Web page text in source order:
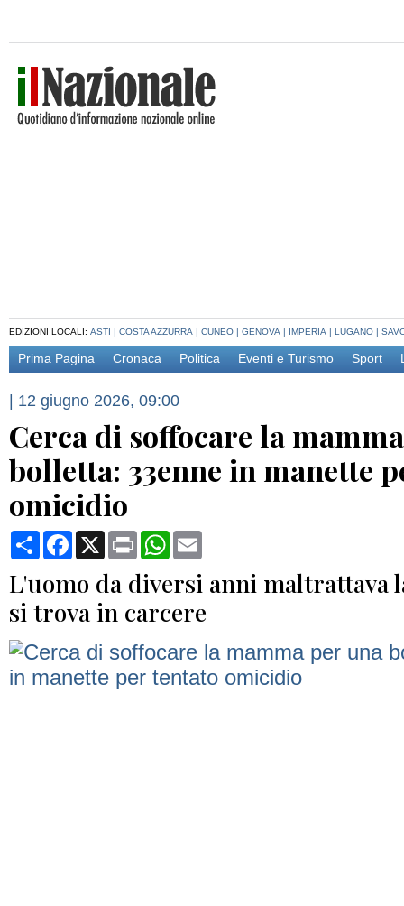
EDIZIONI LOCALI: ASTI | COSTA AZZURRA | CUNEO | GENOVA | IMPERIA | LUGANO |
Prima Pagina Cronaca Politica Eventi e Turismo Sport
| 12 giugno 2026, 09:00
Cerca di soffocare la
bolletta: 33enne in manette
omicidio
CondividiFacebook
X Print WhatsApp
L'uomo da diversi anni maltrattava
si trova in carcere